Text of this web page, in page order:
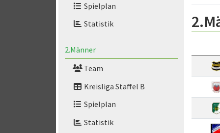
Spielplan
Statistik
2.Männer
Team
Kreisliga Staffel B
Spielplan
Statistik